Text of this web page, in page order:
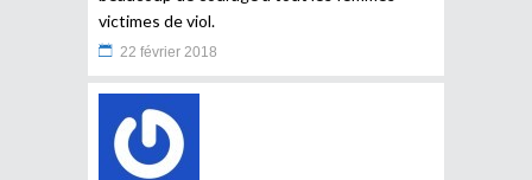
victimes de viol.
22 février 2018